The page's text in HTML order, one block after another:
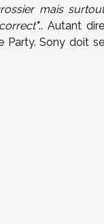
mais surtout
".. Autant dire
Party. Sony doit se